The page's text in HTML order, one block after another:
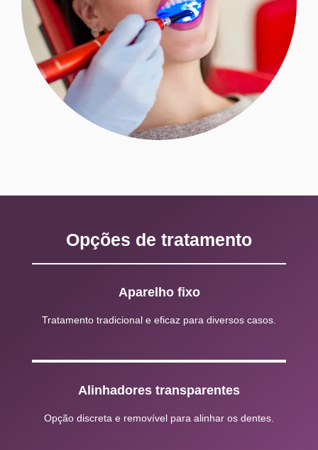
Opções de tratamento
Aparelho fixo
Tratamento tradicional e eficaz para diversos casos.
Alinhadores transparentes
Opção discreta e removível para alinhar os dentes.